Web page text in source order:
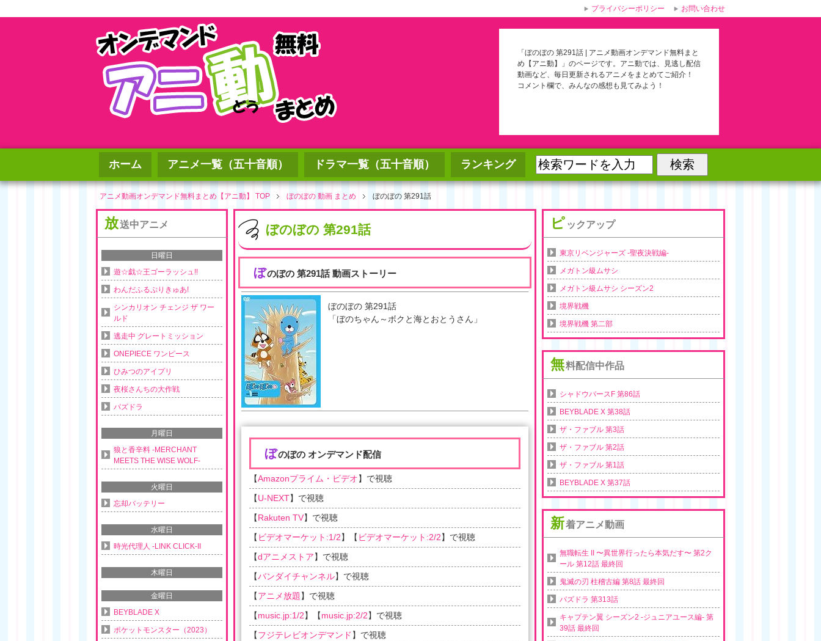
「ぼのぼの 第291話 | アニメ動画オンデマンド無料まと
め【アニ動】」のページです。アニ動では、見逃し配信
動画など、毎日更新されるアニメをまとめてご紹介！
コメント欄で、みんなの感想も見てみよう！
ホーム アニメ一覧（五十音順） ドラマ一覧（五十音順） ランキング
アニメ動画オンデマンド無料まとめ【アニ動】 TOP ぼのぼの 動画 まとめ ぼのぼの 第291話
ぼのぼの 第291話
ぼのぼの 第291話 動画ストーリー
ぼのぼの 第291話
「ぼのちゃん～ボクと海とおとうさん 」
ぼのぼの オンデマンド配信
【Amazonプライム・ビデオ】で視聴
【U-NEXT】で視聴
【Rakuten TV】で視聴
【 ビデオマーケット:1/2】【 ビデオマーケット:2/2】で視聴
【dアニメストア】で視聴
【バンダイチャンネル】で視聴
【アニメ放題】で視聴
【music.jp:1/2】【music.jp:2/2】で視聴
【フジテレビオンデマンド 】で視聴
放送中アニメ
日曜日
遊☆戯☆王ゴーラッシュ!!
わんだふるぷりきゅあ!
シンカリオン チェンジ ザ ワー
ルド
逃走中 グレートミッション
ONEPIECE ワンピース
ひみつのアイプリ
夜桜さんちの大作戦
パズドラ
月曜日
狼と香辛料 -MERCHANT
MEETS THE WISE WOLF-
火曜日
忘却バッテリー
水曜日
時光代理人 -LINK CLICK-II
木曜日
金曜日
BEYBLADE X
ポケットモンスター（2023）
ピ ックアップ
東京リベンジャーズ -聖夜決戦編-
メガトン級ムサシ
メガトン級ムサシ シーズン2
境界戦機
境界戦機 第二部
無料配信中作品
シャドウバースF 第86話
BEYBLADE X 第38話
ザ・ファブル 第3話
ザ・ファブル 第2話
ザ・ファブル 第1話
BEYBLADE X 第37話
新着アニメ動画
無職転生 II 〜異世界行ったら本気だす〜 第2ク
ール 第12話 最終回
鬼滅の刃 柱稽古編 第8話 最終回
パズドラ 第313話
キャプテン翼 シーズン2 -ジュニアユース編- 第
39話 最終回
プライバシーポリシー お問い合わせ